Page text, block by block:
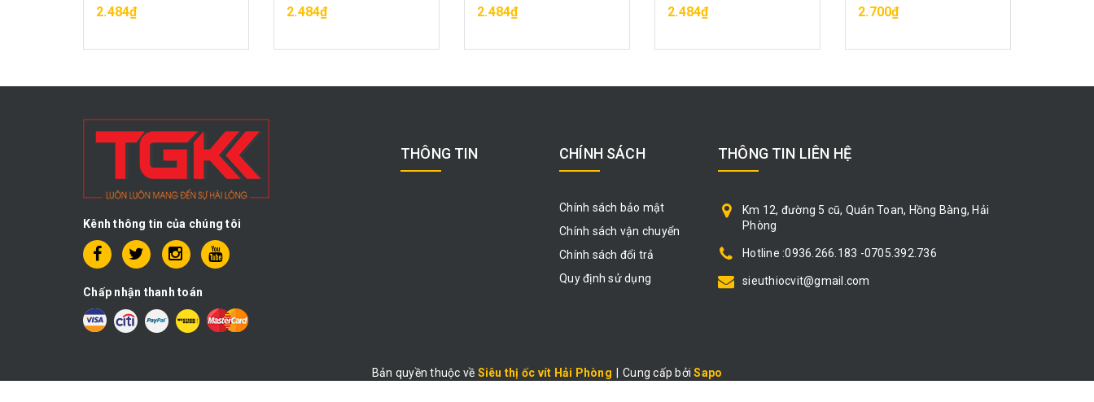
2.484₫
2.484₫
2.484₫
2.484₫
2.700₫
Kênh thông tin của chúng tôi
Chấp nhận thanh toán
THÔNG TIN CHÍNH SÁCH
Chính sách bảo mật
Chính sách vận chuyển
Chính sách đổi trả
Quy định sử dụng
THÔNG TIN LIÊN HỆ
Km 12, đường 5 cũ, Quán Toan, Hồng Bàng, Hải
Phòng
Hotline :0936.266.183 -0705.392.736
sieuthiocvit@gmail.com
Bản quyền thuộc về Siêu thị ốc vít Hải Phòng Cung cấp bởiSapo